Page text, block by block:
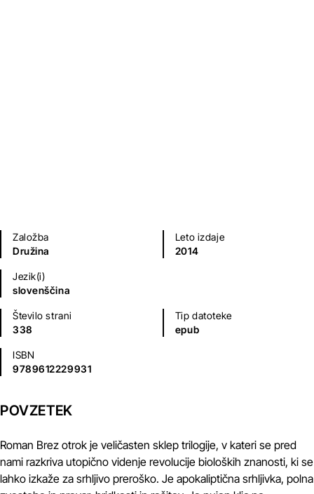
Založba
Družina
Leto izdaje
2014
Jezik(i)
slovenščina
Število strani
338
Tip datoteke
epub
ISBN
9789612229931
POVZETEK
Roman Brez otrok je veličasten sklep trilogije, v kateri se pred
nami razkriva utopično videnje revolucije bioloških znanosti, ki se
lahko izkaže za srhljivo preroško. Je apokaliptična srhljivka, polna